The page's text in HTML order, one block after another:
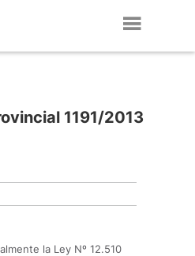
1191/2013
la Ley Nº 12.510